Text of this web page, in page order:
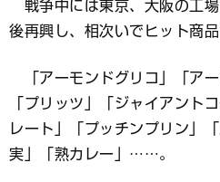
戦争中には東京、大阪の工
後再興し、相次いでヒット商品
「アーモンドグリコ」「アー
「プリッツ」「ジャイアント
レート」「プッチンプリン」
実」「熟カレー」……。